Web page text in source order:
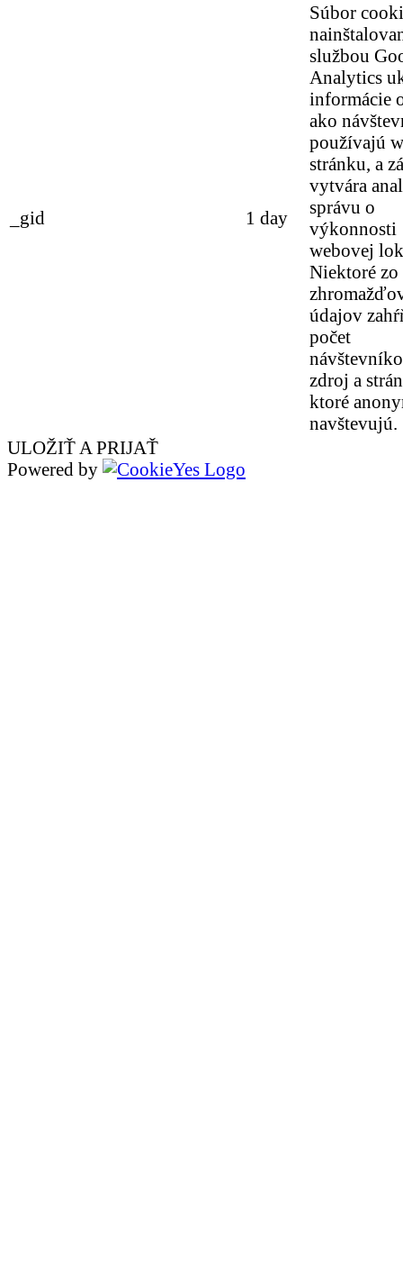
_gid 1 day
Súbor
službou
Analytics
informácie
ako
používajú
stránku, a
vytvára
správu o
výkonnosti
webovej
Niektoré zo
údajov
počet
zdroj a
ktoré
navštevujú.
ULOŽIŤ A PRIJAŤ
Powered by